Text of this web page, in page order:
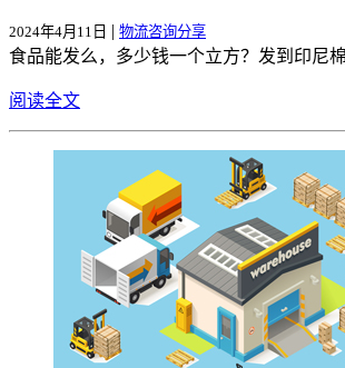
2024年4月11日 物流咨询分享
食品能发么，多少钱一个立方？发到印尼
阅读全文